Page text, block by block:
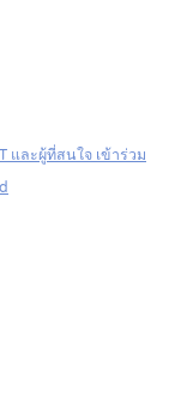
และผู้ที่สนใจ เข้าร่วม